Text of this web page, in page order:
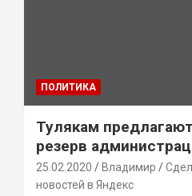
ПОЛИТИКА
Тулякам
резерв
25.02.2020 Владимир
новостей в Яндекс